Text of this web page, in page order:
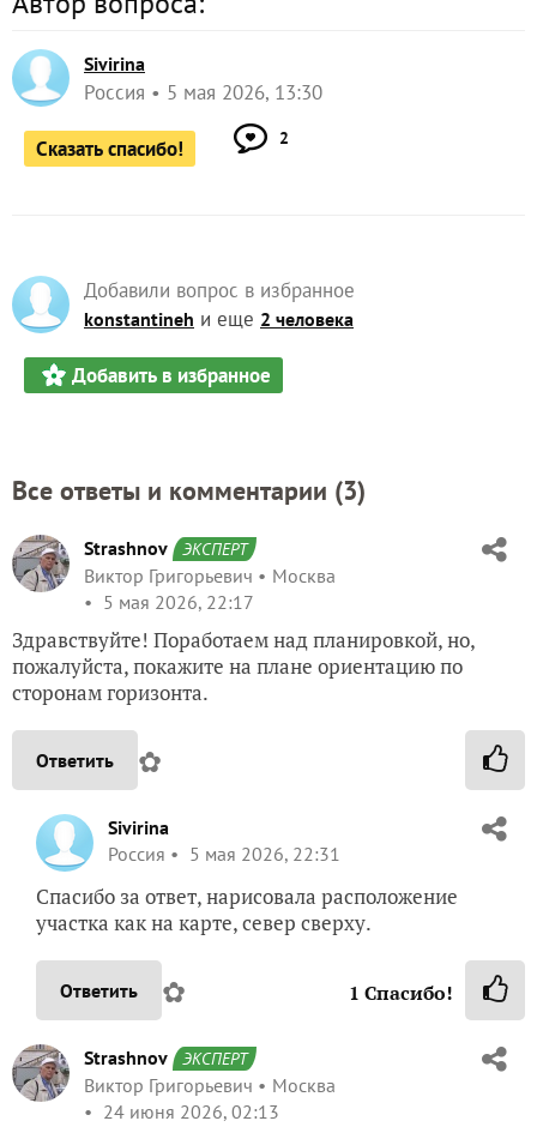
Sivirina
Россия 5 мая 2026, 13:30
Сказать спасибо! 2
Добавили вопрос в избранное
konstantineh и еще 2 человека
Добавить в избранное
Все ответы и комментарии (3)
Strashnov ЭКСПЕРТ
Виктор Григорьевич
Москва
5 мая 2026, 22:17
Здравствуйте! Поработаем над планировкой, но,
пожалуйста, покажите на плане ориентацию по
сторонам горизонта.
Ответить ✿
Sivirina
Россия
5 мая 2026, 22:31
Спасибо за ответ, нарисовала расположение
участка как на карте, север сверху.
Ответить ✿ 1 Спасибо!
Strashnov ЭКСПЕРТ
Виктор Григорьевич
Москва
24 июня 2026, 02:13